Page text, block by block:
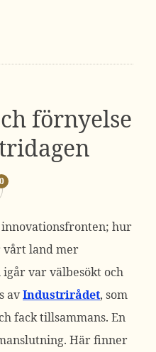
förnyelse
0
hur
vårt land mer
var välbesökt och
avIndustrirådet, som
fack tillsammans. En
Här finner